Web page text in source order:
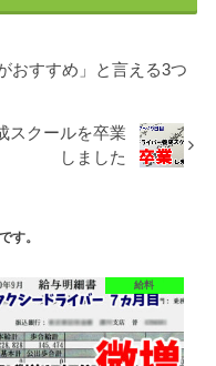
おすすめ」と言える3つ
スクールを卒業
しました
す。
給料